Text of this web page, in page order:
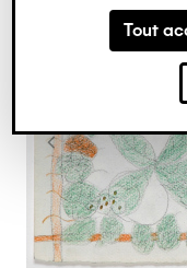
Tout